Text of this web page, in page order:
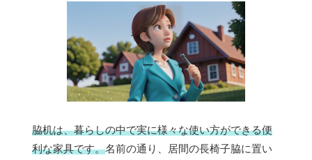
脇机は、暮らしの中で実に様々な使い方ができる便
利な家具です。名前の通り、居間の長椅子脇に置い